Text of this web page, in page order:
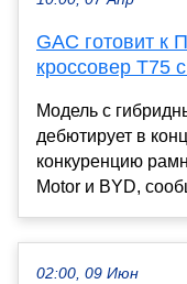
GAC готовит к
кроссовер T75
Модель с
дебютирует в
конкуренцию
Motor и BYD,
02:00, 09 Июн